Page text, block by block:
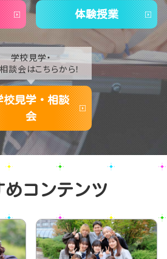
体験授業
学校見学・
談会はこちらから！
校見学・相談
会
めコンテンツ